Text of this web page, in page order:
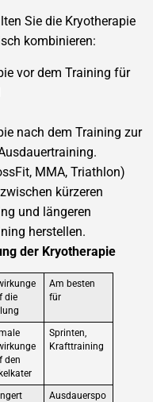
Sie die Kryotherapie
kombinieren:
vor dem Training für
nach dem Training zur
MMA, Triathlon)
kürzeren
und längeren
herstellen.
der Kryotherapie
die
Am besten
für
den
Sprinten,
Krafttraining
Ausdauerspo